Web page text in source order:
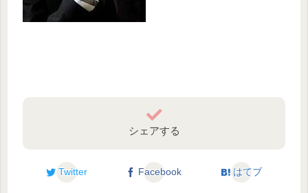
シェアする
Twitter Facebook はてブ